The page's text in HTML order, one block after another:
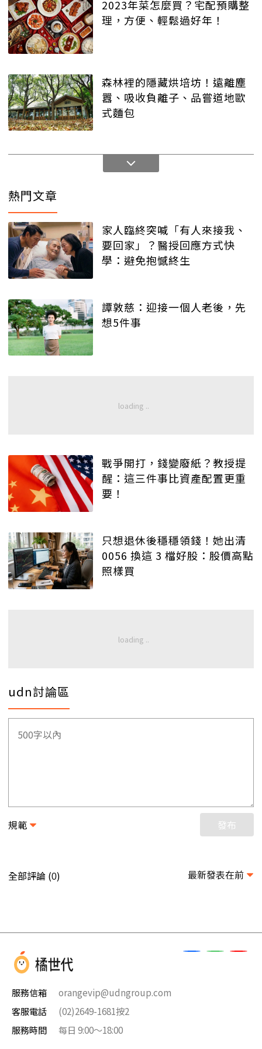
2023年菜怎麼買？宅配預購整
理，方便、輕鬆過好年！
森林裡的隱藏烘培坊！遠離塵
囂、吸收負離子、品嘗道地歐
式麵包
熱門文章
家人臨終突喊「有人來接我、
要回家」？醫授回應方式快
學：避免抱憾終生
譚敦慈：迎接一個人老後，先
想5件事
戰爭開打，錢變廢紙？教授提
醒：這三件事比資產配置更重
要！
只想退休後穩穩領錢！她出清
0056 換這 3 檔好股：股價高點
照樣買
udn討論區
規範 發布
全部評論 (0) 最新發表在前
服務信箱
orangevip@udngroup.com
客服電話
(02)2649-1681按2
服務時間
每日 9:00～18:00